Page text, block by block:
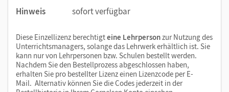
Hinweis
sofort verfügbar
Diese Einzellizenz berechtigteine Lehrpersonzur Nutzung des
Unterrichtsmanagers, solange das Lehrwerk erhältlich ist. Sie
kann nur von Lehrpersonen bzw. Schulen bestellt werden.
Nachdem Sie den Bestellprozess abgeschlossen haben,
erhalten Sie pro bestellter Lizenz einen Lizenzcode per E-
Mail. Alternativ können Sie die Codes jederzeit in der